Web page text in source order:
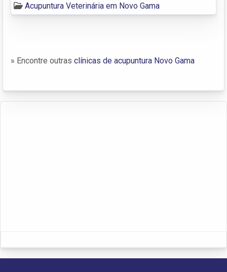
Acupuntura Veterinária em Novo Gama
» Encontre outras clínicas de acupuntura Novo Gama